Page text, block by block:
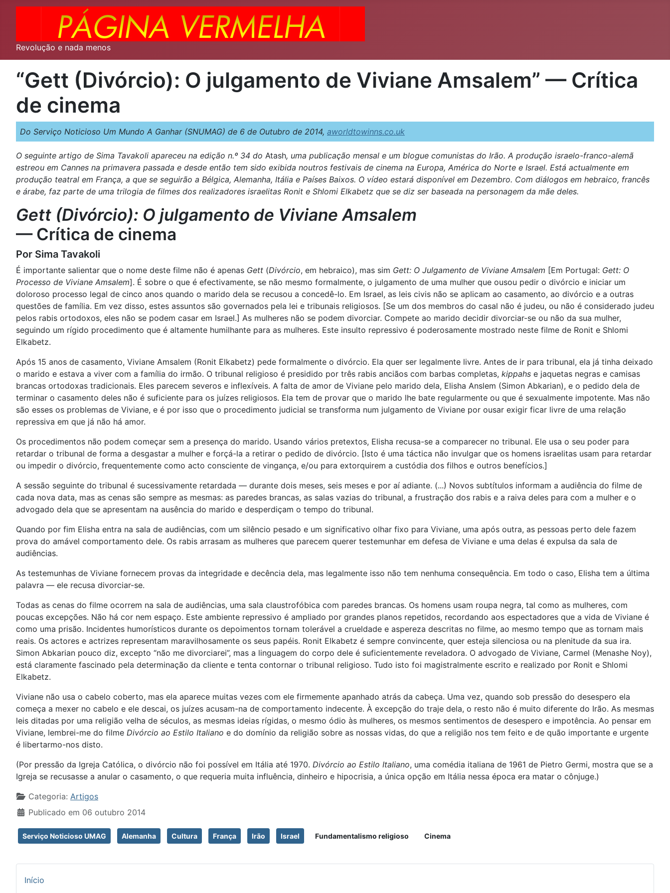
Revolução e nada menos
“Gett (Divórcio): O julgamento de Viviane Amsalem” — Crítica
de cinema
Do Serviço Noticioso Um Mundo A Ganhar (SNUMAG) de 6 de Outubro de 2014, aworldtowinns.co.uk
O seguinte artigo de Sima Tavakoli apareceu na edição n.º 34 do Atash, uma publicação mensal e um blogue comunistas do Irão. A produção israelo-franco-alemã
estreou em Cannes na primavera passada e desde então tem sido exibida noutros festivais de cinema na Europa, América do Norte e Israel. Está actualmente em
produção teatral em França, a que se seguirão a Bélgica, Alemanha, Itália e Países Baixos. O vídeo estará disponível em Dezembro. Com diálogos em hebraico, francês
e árabe, faz parte de uma trilogia de filmes dos realizadores israelitas Ronit e Shlomi Elkabetz que se diz ser baseada na personagem da mãe deles.
Gett (Divórcio): O julgamento de Viviane Amsalem
— Crítica de cinema
Por Sima Tavakoli
É importante salientar que o nome deste filme não é apenas Gett (Divórcio, em hebraico), mas sim Gett: O Julgamento de Viviane Amsalem [Em Portugal: Gett: O
Processo de Viviane Amsalem]. É sobre o que é efectivamente, se não mesmo formalmente, o julgamento de uma mulher que ousou pedir o divórcio e iniciar um
doloroso processo legal de cinco anos quando o marido dela se recusou a concedê-lo. Em Israel, as leis civis não se aplicam ao casamento, ao divórcio e a outras
questões de família. Em vez disso, estes assuntos são governados pela lei e tribunais religiosos. [Se um dos membros do casal não é judeu, ou não é considerado judeu
pelos rabis ortodoxos, eles não se podem casar em Israel.] As mulheres não se podem divorciar. Compete ao marido decidir divorciar-se ou não da sua mulher,
seguindo um rígido procedimento que é altamente humilhante para as mulheres. Este insulto repressivo é poderosamente mostrado neste filme de Ronit e Shlomi
Elkabetz.
Após 15 anos de casamento, Viviane Amsalem (Ronit Elkabetz) pede formalmente o divórcio. Ela quer ser legalmente livre. Antes de ir para tribunal, ela já tinha deixado
o marido e estava a viver com a família do irmão. O tribunal religioso é presidido por três rabis anciãos com barbas completas, kippahs e jaquetas negras e camisas
brancas ortodoxas tradicionais. Eles parecem severos e inflexíveis. A falta de amor de Viviane pelo marido dela, Elisha Anslem (Simon Abkarian), e o pedido dela de
terminar o casamento deles não é suficiente para os juízes religiosos. Ela tem de provar que o marido lhe bate regularmente ou que é sexualmente impotente. Mas não
são esses os problemas de Viviane, e é por isso que o procedimento judicial se transforma num julgamento de Viviane por ousar exigir ficar livre de uma relação
repressiva em que já não há amor.
Os procedimentos não podem começar sem a presença do marido. Usando vários pretextos, Elisha recusa-se a comparecer no tribunal. Ele usa o seu poder para
retardar o tribunal de forma a desgastar a mulher e forçá-la a retirar o pedido de divórcio. [Isto é uma táctica não invulgar que os homens israelitas usam para retardar
ou impedir o divórcio, frequentemente como acto consciente de vingança, e/ou para extorquirem a custódia dos filhos e outros benefícios.]
A sessão seguinte do tribunal é sucessivamente retardada — durante dois meses, seis meses e por aí adiante. (...) Novos subtítulos informam a audiência do filme de
cada nova data, mas as cenas são sempre as mesmas: as paredes brancas, as salas vazias do tribunal, a frustração dos rabis e a raiva deles para com a mulher e o
advogado dela que se apresentam na ausência do marido e desperdiçam o tempo do tribunal.
Quando por fim Elisha entra na sala de audiências, com um silêncio pesado e um significativo olhar fixo para Viviane, uma após outra, as pessoas perto dele fazem
prova do amável comportamento dele. Os rabis arrasam as mulheres que parecem querer testemunhar em defesa de Viviane e uma delas é expulsa da sala de
audiências.
As testemunhas de Viviane fornecem provas da integridade e decência dela, mas legalmente isso não tem nenhuma consequência. Em todo o caso, Elisha tem a última
palavra — ele recusa divorciar-se.
Todas as cenas do filme ocorrem na sala de audiências, uma sala claustrofóbica com paredes brancas. Os homens usam roupa negra, tal como as mulheres, com
poucas excepções. Não há cor nem espaço. Este ambiente repressivo é ampliado por grandes planos repetidos, recordando aos espectadores que a vida de Viviane é
como uma prisão. Incidentes humorísticos durante os depoimentos tornam tolerável a crueldade e aspereza descritas no filme, ao mesmo tempo que as tornam mais
reais. Os actores e actrizes representam maravilhosamente os seus papéis. Ronit Elkabetz é sempre convincente, quer esteja silenciosa ou na plenitude da sua ira.
Simon Abkarian pouco diz, excepto “não me divorciarei”, mas a linguagem do corpo dele é suficientemente reveladora. O advogado de Viviane, Carmel (Menashe Noy),
está claramente fascinado pela determinação da cliente e tenta contornar o tribunal religioso. Tudo isto foi magistralmente escrito e realizado por Ronit e Shlomi
Elkabetz.
Viviane não usa o cabelo coberto, mas ela aparece muitas vezes com ele firmemente apanhado atrás da cabeça. Uma vez, quando sob pressão do desespero ela
começa a mexer no cabelo e ele descai, os juízes acusam-na de comportamento indecente. À excepção do traje dela, o resto não é muito diferente do Irão. As mesmas
leis ditadas por uma religião velha de séculos, as mesmas ideias rígidas, o mesmo ódio às mulheres, os mesmos sentimentos de desespero e impotência. Ao pensar em
Viviane, lembrei-me do filme Divórcio ao Estilo Italiano e do domínio da religião sobre as nossas vidas, do que a religião nos tem feito e de quão importante e urgente
é libertarmo-nos disto.
(Por pressão da Igreja Católica, o divórcio não foi possível em Itália até 1970. Divórcio ao Estilo Italiano, uma comédia italiana de 1961 de Pietro Germi, mostra que se a
Igreja se recusasse a anular o casamento, o que requeria muita influência, dinheiro e hipocrisia, a única opção em Itália nessa época era matar o cônjuge.)
Detalhes
Categoria: Artigos
Publicado em 06 outubro 2014
Serviço Noticioso UMAG Alemanha Cultura França Irão Israel Fundamentalismo religioso Cinema
Início